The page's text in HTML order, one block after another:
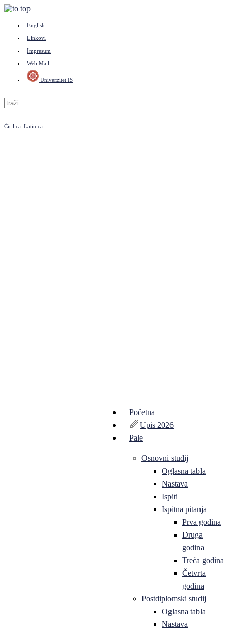
English
Linkovi
Impresum
Web Mail
Univerzitet IS
Ćirilica Latinica
Početna
Upis 2026
Pale
Osnovni studij
Oglasna tabla
Nastava
Ispiti
Ispitna pitanja
Prva godina
Druga
godina
Treća godina
Četvrta
godina
Postdiplomski studij
Oglasna tabla
Nastava